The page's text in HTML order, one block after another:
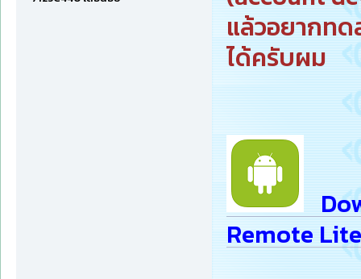
แล้วอยากท
ได้ครับผม
Remote